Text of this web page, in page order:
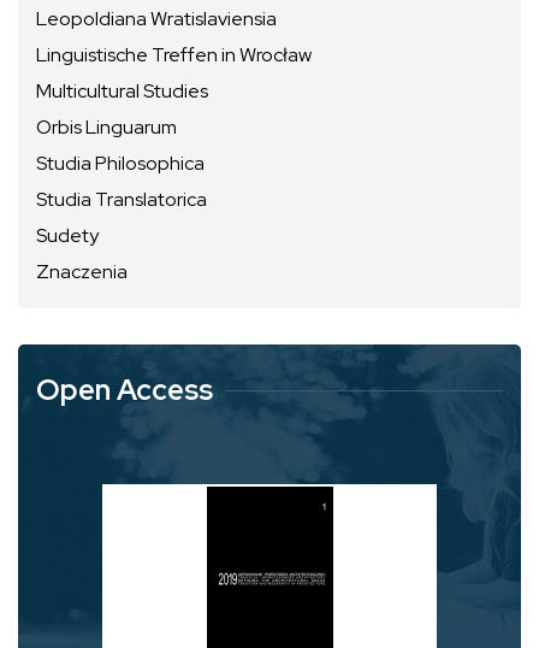
Leopoldiana Wratislaviensia
Linguistische Treffen in Wrocław
Multicultural Studies
Orbis Linguarum
Studia Philosophica
Studia Translatorica
Sudety
Znaczenia
Open Access